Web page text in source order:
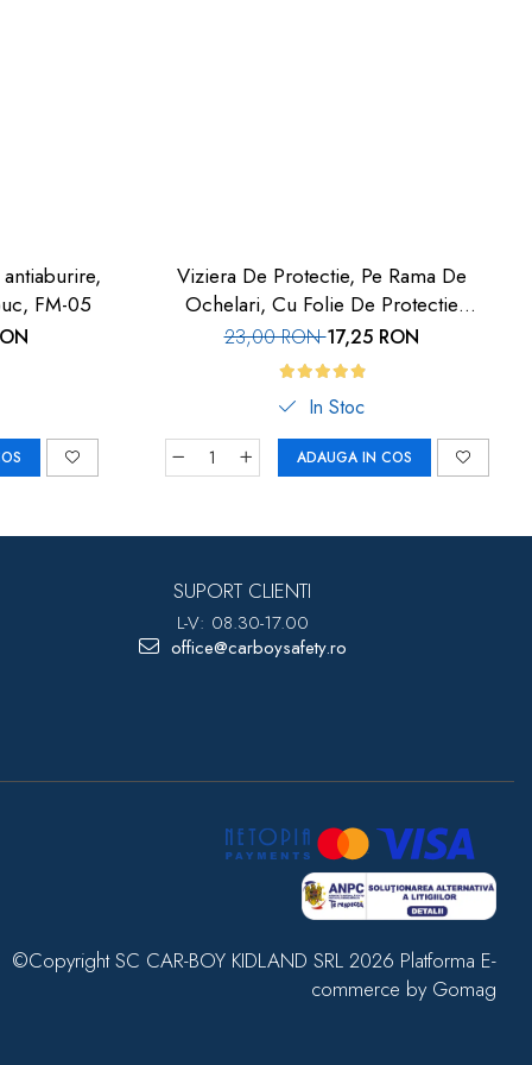
FM-05
Viziera De Protectie, Pe Rama De
Ochelari, Cu Folie De Protectie
Inlocuibila, Set 3 Buc, Car-Boy Safety
23,00 RON17,25 RON
In Stoc
ADAUGA IN COS
SUPORT CLIENTI
L-V: 08.30-17.00
office@carboysafety.ro
©Copyright SC CAR-BOY KIDLAND SRL 2026 Platforma E-
commerce by Gomag